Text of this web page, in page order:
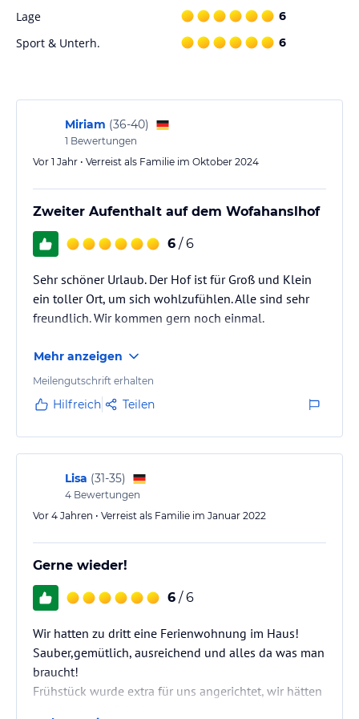
Angaben ohne Gewähr. Bitte lies vor der Buchung die
des jeweiligen Veranstalters.
Lage 6
Sport & Unterh. 6
Miriam (36-40)
1 Bewertungen
Vor 1 Jahr • Verreist als Familie im Oktober 2024
Zweiter Aufenthalt auf dem Wofahanslhof
6 / 6
Sehr schöner Urlaub. Der Hof ist für Groß und Klein
ein toller Ort, um sich wohlzufühlen. Alle sind sehr
freundlich. Wir kommen gern noch einmal.
Mehr anzeigen
Meilengutschrift erhalten
Hilfreich Teilen
Lisa (31-35)
4 Bewertungen
Vor 4 Jahren • Verreist als Familie im Januar 2022
Gerne wieder!
6 / 6
Wir hatten zu dritt eine Ferienwohnung im Haus!
Sauber,gemütlich, ausreichend und alles da was man
braucht!
Frühstück wurde extra für uns angerichtet, wir hätten